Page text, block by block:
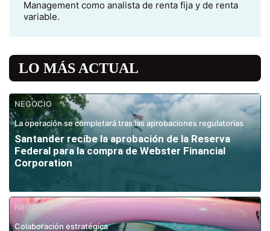
Management como analista de renta fija y de renta
variable.
LO MÁS ACTUAL
NEGOCIO
La operación se completará tras las aprobaciones regulatorias
Santander recibe la aprobación de la Reserva
Federal para la compra de Webster Financial
Corporation
NEGOCIO
Colaboración estratégica